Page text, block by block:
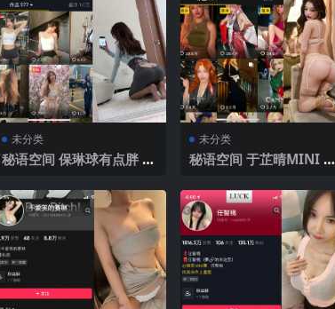
未分类
秘语空间 保琳球有点胖 趣
25年最新完整版
未分类
秘语空间 于芷晴MINI 趣
V】2025年最新完整版